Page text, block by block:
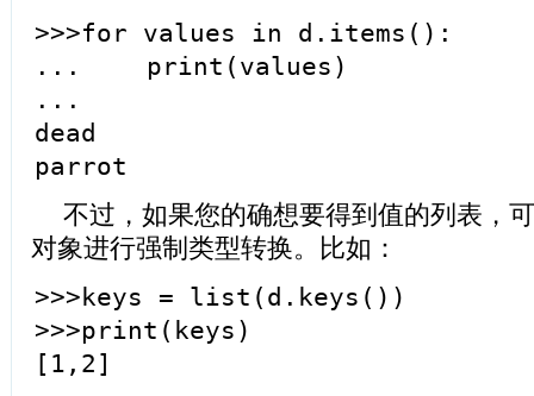
>>>for values in d.items():
... print(values)
...
dead
parrot
不过，如果您的确想要得到值的列表，
对象进行强制类型转换。比如：
>>>keys = list(d.keys())
>>>print(keys)
[1,2]